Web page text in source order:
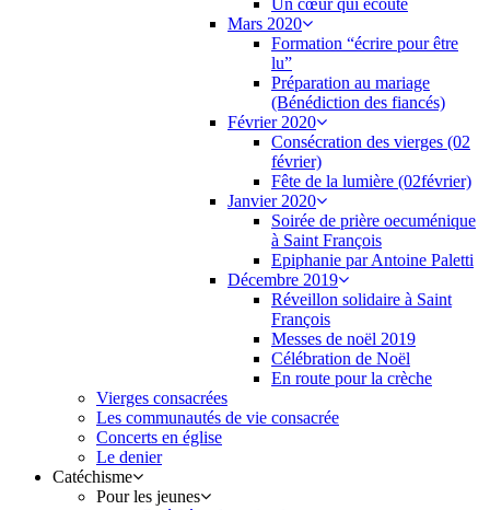
Un cœur qui écoute
Mars 2020
Formation “écrire pour être
lu”
Préparation au mariage
(Bénédiction des fiancés)
Février 2020
Consécration des vierges (02
février)
Fête de la lumière (02février)
Janvier 2020
Soirée de prière oecuménique
à Saint François
Epiphanie par Antoine Paletti
Décembre 2019
Réveillon solidaire à Saint
François
Messes de noël 2019
Célébration de Noël
En route pour la crèche
Vierges consacrées
Les communautés de vie consacrée
Concerts en église
Le denier
Catéchisme
Pour les jeunes